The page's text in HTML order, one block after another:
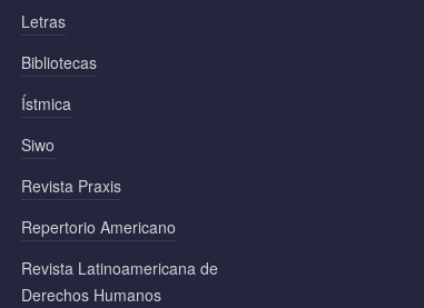
Letras
Bibliotecas
Ístmica
Siwo
Revista Praxis
Repertorio Americano
Revista Latinoamericana de
Derechos Humanos